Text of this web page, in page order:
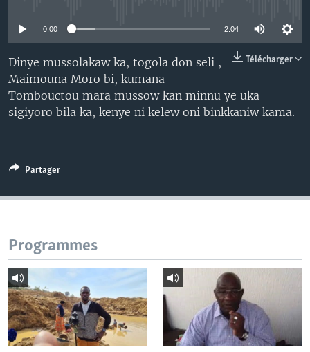
0:00 2:04
Télécharger
Dinye mussolakaw ka, togola don seli ,
Maimouna Moro bi, kumana
Tombouctou mara mussow kan minnu ye uka
sigiyoro bila ka, kenye ni kelew oni binkkaniw kama.
Partager
Programmes